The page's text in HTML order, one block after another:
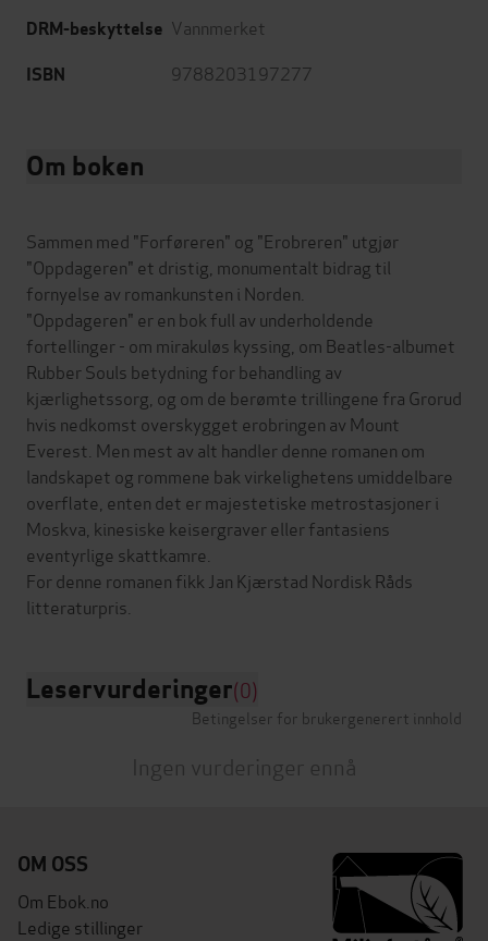
DRM-beskyttelse Vannmerket
ISBN 9788203197277
Om boken
Sammen med "Forføreren" og "Erobreren" utgjør
"Oppdageren" et dristig, monumentalt bidrag til
fornyelse av romankunsten i Norden.
"Oppdageren" er en bok full av underholdende
fortellinger - om mirakuløs kyssing, om Beatles-albumet
Rubber Souls betydning for behandling av
kjærlighetssorg, og om de berømte trillingene fra Grorud
hvis nedkomst overskygget erobringen av Mount
Everest. Men mest av alt handler denne romanen om
landskapet og rommene bak virkelighetens umiddelbare
overflate, enten det er majestetiske metrostasjoner i
Moskva, kinesiske keisergraver eller fantasiens
eventyrlige skattkamre.
For denne romanen fikk Jan Kjærstad Nordisk Råds
Leservurderinger(0)
Betingelser for brukergenerert innhold
Ingen vurderinger ennå
OM OSS
Om Ebok.no
Ledige stillinger